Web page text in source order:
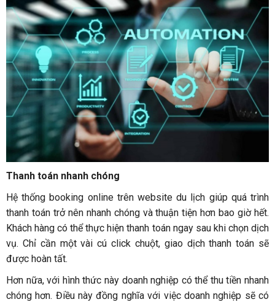
Thanh toán nhanh chóng
Hệ thống booking online trên website du lịch giúp quá trình
thanh toán trở nên nhanh chóng và thuận tiện hơn bao giờ hết.
Khách hàng có thể thực hiện thanh toán ngay sau khi chọn dịch
vụ. Chỉ cần một vài cú click chuột, giao dịch thanh toán sẽ
được hoàn tất.
Hơn nữa, với hình thức này doanh nghiệp có thể thu tiền nhanh
chóng hơn. Điều này đồng nghĩa với việc doanh nghiệp sẽ có